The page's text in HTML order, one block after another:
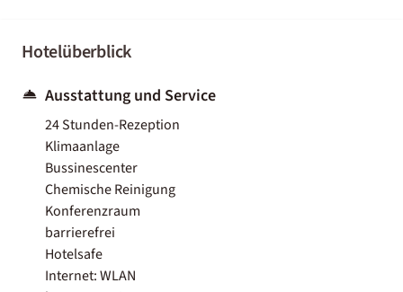
Hotelüberblick
Ausstattung und Service
24 Stunden-Rezeption
Klimaanlage
Bussinescenter
Chemische Reinigung
Konferenzraum
barrierefrei
Hotelsafe
Internet: WLAN